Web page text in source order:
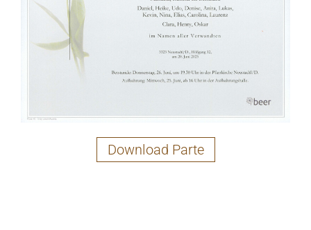
Download Parte